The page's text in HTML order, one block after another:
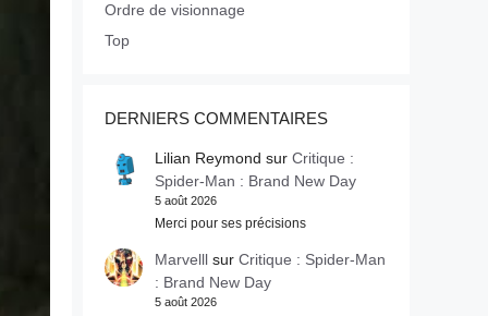
Ordre de visionnage
Top
DERNIERS COMMENTAIRES
Lilian Reymond sur Critique :
Spider-Man : Brand New Day
5 août 2026
Merci pour ses précisions
Marvelllsur Critique : Spider-Man
: Brand New Day
5 août 2026